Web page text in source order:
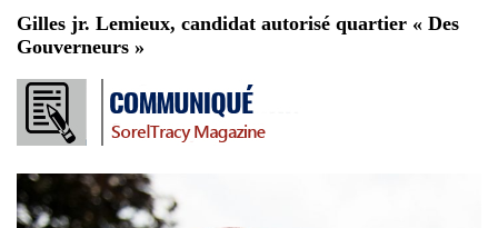
Gilles jr. Lemieux, candidat autorisé quartier « Des
Gouverneurs »